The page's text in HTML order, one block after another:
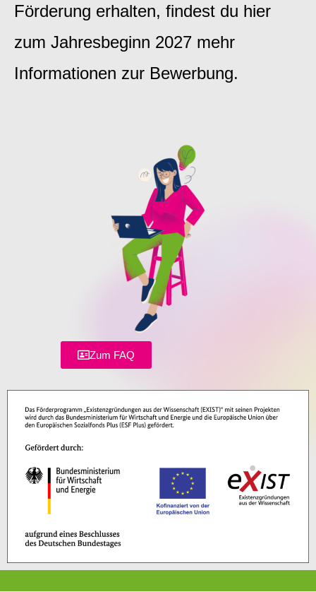
Förderung erhalten, findest du hier
zum Jahresbeginn 2027 mehr
Informationen zur Bewerbung.
Zum FAQ